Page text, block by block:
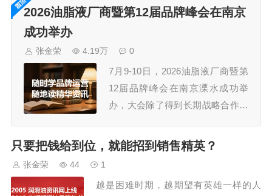
2026油脂液厂商暨第12届品牌峰会在南京
成功举办
张金荣 4.19万 0
7月9-10日，2026油脂液厂商暨第
12届品牌峰会在南京溧水成功举
办，大会除了得到长期战略合作伙
司、江苏汤姆智能装备有限公司的
会还安排了参观车油尿素液领导品
只要把钱给到位，就能招到销售精英？
张金荣 44 1
越是困难时期，越期望有英雄一样的人